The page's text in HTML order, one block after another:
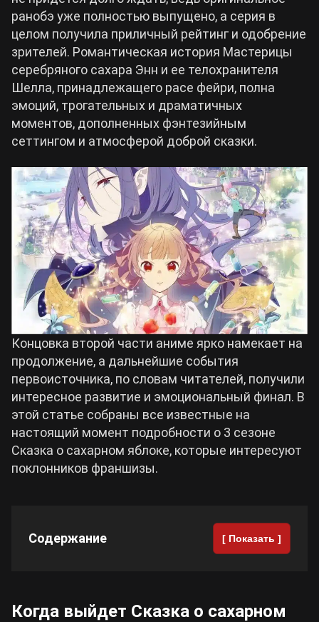
Crimson Desert
Zenless Zone Zero
Kingdom Come: Deliverance 2
Path of Exile 2
Wuthering Waves
Roblox
Hogwarts Legacy
Cyberpunk 2077
Все игры
Билды Arknights: Endfield
Билды Wuthering Waves
Билды Cyberpunk 2077
ранобэ уже полностью выпущено, а серия в
целом получила приличный рейтинг и одобрение
зрителей. Романтическая история Мастерицы
серебряного сахара Энн и ее телохранителя
Шелла, принадлежащего расе фейри, полна
эмоций, трогательных и драматичных
моментов, дополненных фэнтезийным
сеттингом и атмосферой доброй сказки.
Концовка второй части аниме ярко намекает на
продолжение, а дальнейшие события
первоисточника, по словам читателей, получили
интересное развитие и эмоциональный финал. В
этой статье собраны все известные на
настоящий момент подробности о 3 сезоне
Сказка о сахарном яблоке, которые интересуют
поклонников франшизы.
Содержание [ Показать ]
Когда выйдет Сказка о сахарном